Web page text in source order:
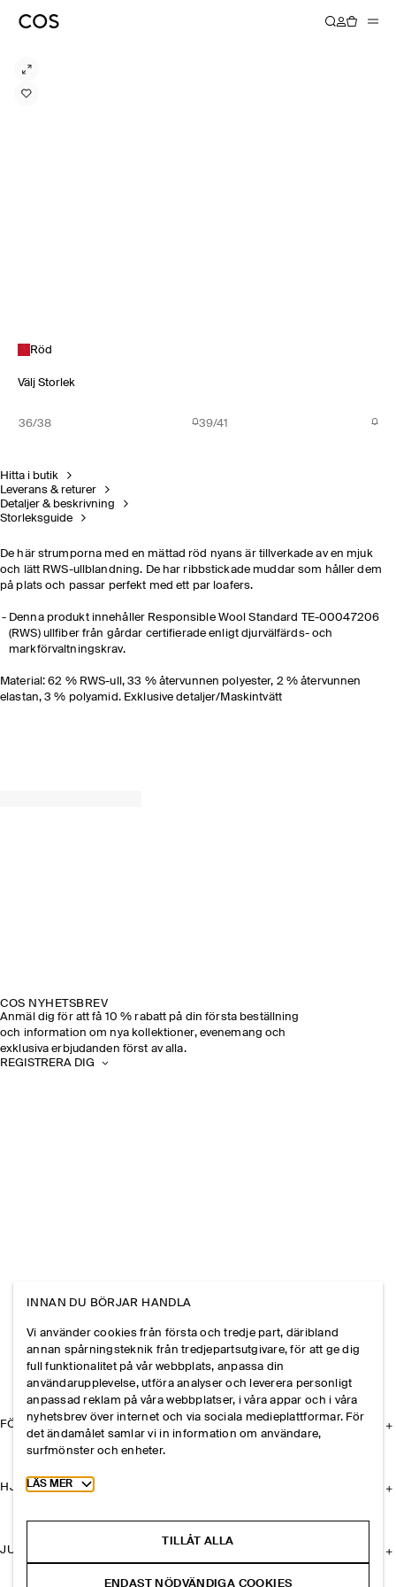
Röd
Välj Storlek
36/38 39/41
Hitta i butik
Leverans & returer
Detaljer & beskrivning
Storleksguide
De här strumporna med en mättad röd nyans är tillverkade av en mjuk
och lätt RWS-ullblandning. De har ribbstickade muddar som håller dem
på plats och passar perfekt med ett par loafers.
Denna produkt innehåller Responsible Wool Standard TE-00047206
(RWS) ullfiber från gårdar certifierade enligt djurvälfärds- och
markförvaltningskrav.
Material: 62 % RWS-ull, 33 % återvunnen polyester, 2 % återvunnen
elastan, 3 % polyamid. Exklusive detaljer/Maskintvätt
COS NYHETSBREV
Anmäl dig för att få 10 % rabatt på din första beställning
och information om nya kollektioner, evenemang och
exklusiva erbjudanden först av alla.
REGISTRERA DIG
FÖRETAGET
HJÄLP
JURIDISK INFORMATION
INNAN DU BÖRJAR HANDLA
Vi använder cookies från första och tredje part, däribland
annan spårningsteknik från tredjepartsutgivare, för att ge dig
full funktionalitet på vår webbplats, anpassa din
användarupplevelse, utföra analyser och leverera personligt
anpassad reklam på våra webbplatser, i våra appar och i våra
nyhetsbrev över internet och via sociala medieplattformar. För
det ändamålet samlar vi in information om användare,
surfmönster och enheter.
Toggle more cookie information
LÄS MER
TILLÅT ALLA
ENDAST NÖDVÄNDIGA COOKIES